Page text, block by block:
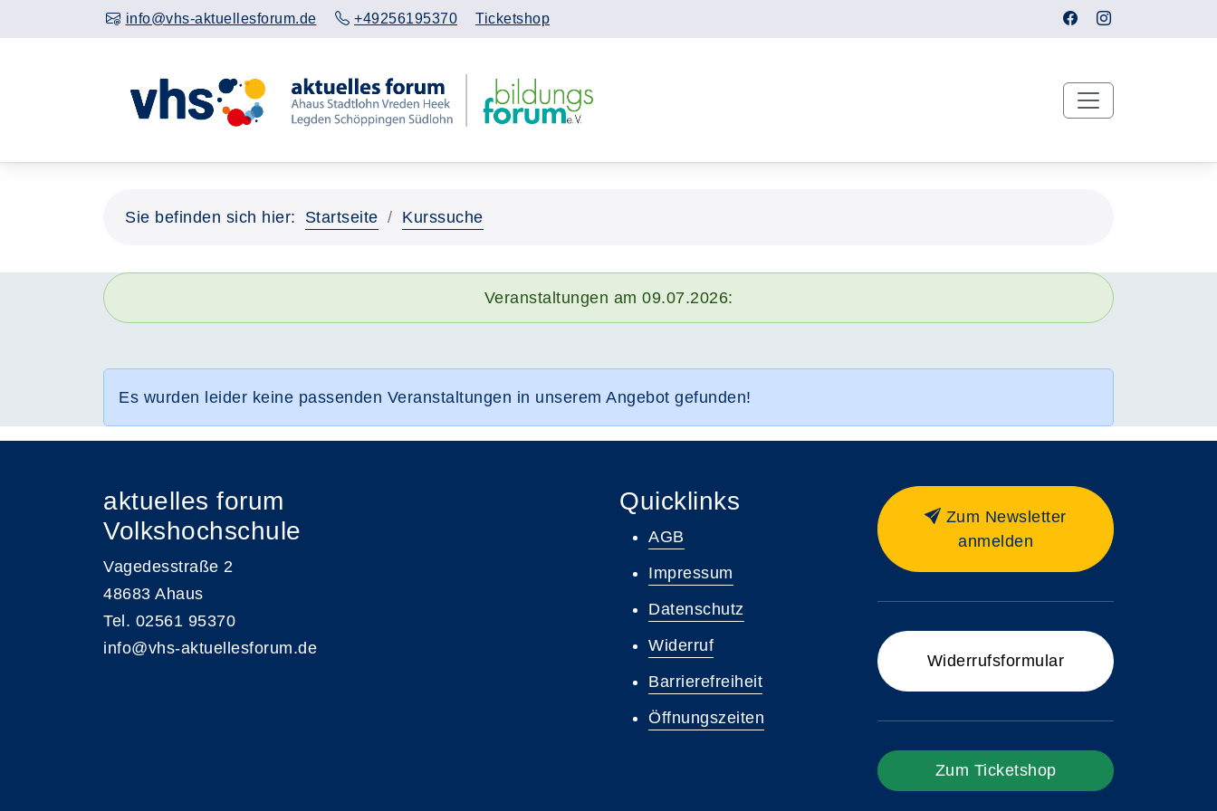
info@vhs-aktuellesforum.de +49256195370 Ticketshop
Sie befinden sich hier: Startseite Kurssuche
Veranstaltungen am 09.07.2026:
Es wurden leider keine passenden Veranstaltungen in unserem Angebot gefunden!
aktuelles forum
Volkshochschule
Vagedesstraße 2
48683 Ahaus
Tel. 02561 95370
info@vhs-aktuellesforum.de
Quicklinks
AGB
Impressum
Datenschutz
Widerruf
Barrierefreiheit
Öffnungszeiten
Zum Newsletter
anmelden
Widerrufsformular
Zum Ticketshop